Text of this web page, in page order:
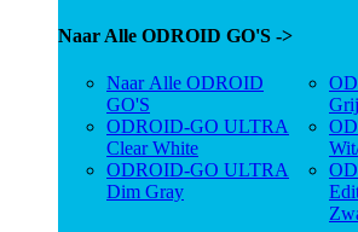
Naar Alle ODROID GO'S ->
Naar Alle ODROID
GO'S
ODROID-GO ULTRA
Clear White
ODROID-GO ULTRA
Dim Gray